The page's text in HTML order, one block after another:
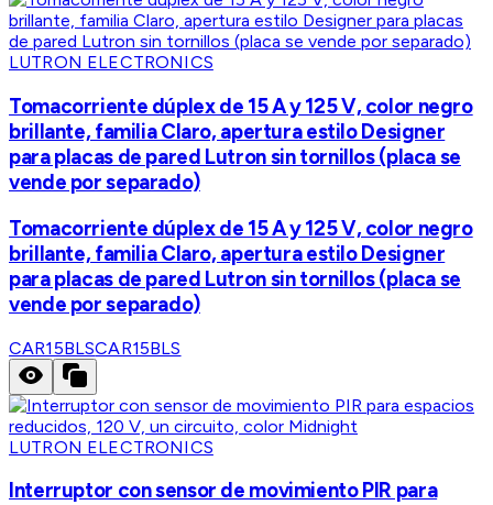
LUTRON ELECTRONICS
Tomacorriente dúplex de 15 A y 125 V, color negro
brillante, familia Claro, apertura estilo Designer
para placas de pared Lutron sin tornillos (placa se
vende por separado)
Tomacorriente dúplex de 15 A y 125 V, color negro
brillante, familia Claro, apertura estilo Designer
para placas de pared Lutron sin tornillos (placa se
vende por separado)
CAR15BLSCAR15BLS
LUTRON ELECTRONICS
Interruptor con sensor de movimiento PIR para